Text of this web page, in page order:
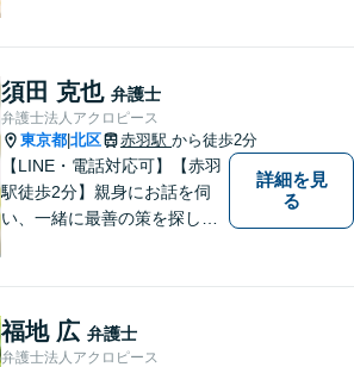
との連携あり。アクロピース
はあなたの味方です！
須田 克也 弁護士
弁護士法人アクロピース
東京都 北区 赤羽駅 から徒歩2分
【LINE・電話対応可】【赤羽
駅徒歩2分】親身にお話を伺
い、一緒に最善の策を探しま
護をします。他士業との連携
あり【初回面談無料】
詳細を見
る
福地 広 弁護士
弁護士法人アクロピース